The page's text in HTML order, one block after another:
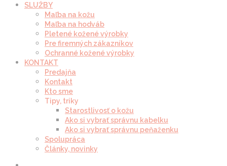
SLUŽBY
Maľba na kožu
Maľba na hodváb
Pletené kožené výrobky
Pre firemných zákazníkov
Ochranné kožené výrobky
KONTAKT
Predajňa
Kontakt
Kto sme
Tipy, triky
Starostlivosť o kožu
Ako si vybrať správnu kabelku
Ako si vybrať správnu peňaženku
Spolupráca
Články, novinky